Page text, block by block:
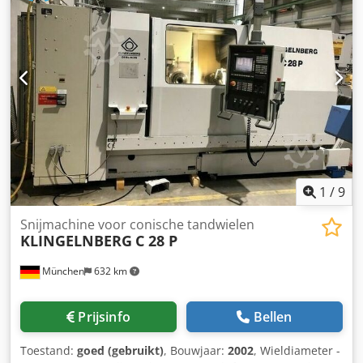
diameter Freekopgrootte rollend frezen (FH) 210 mm straal
Max. toerental van de snijspil 600 min⁻¹ Werksplindel
Kegel diameter vooraan Ø 203 mm Kegel boring diameter
Ø 181 mm Boordiepte 884 mm Max. toerental van de
werkspil 600 min⁻¹ Afmetingen en gewicht Benodigde
ruimte L × B × H 4,4 × 3,5 × 3,5 m (incl. periferie)
Machinegewicht 26.000 kg Aansluitgegevens Totale
aansluitwaarde 139 kVA Voorzekering 200 A
Bedrijfsspanning 400 V Netfrequentie 50 Hz
Stuurspanning 24 V DC
1 /9
München 632 km
Snijmachine voor conische tandwielen
KLINGELNBERG C 28 P
Prijsinfo Bellen
Toestand: goed (gebruikt), Bouwjaar: 2002, Wieldiameter -